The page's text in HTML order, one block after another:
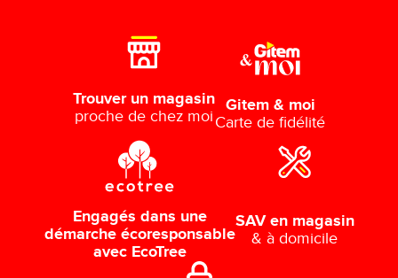
Trouver un magasin
proche de chez moi
Gitem & moi
Carte de fidélité
Engagés dans une
démarche écoresponsable
avec EcoTree
SAV en magasin
& à domicile